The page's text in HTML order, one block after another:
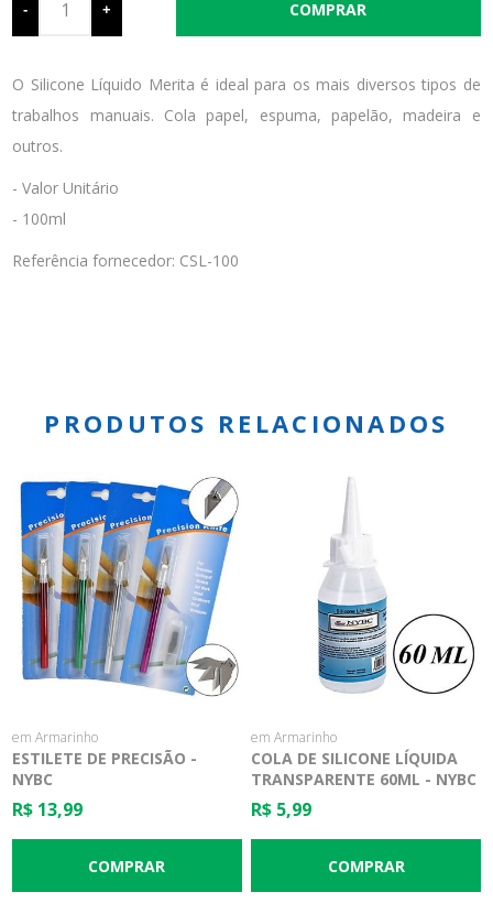
- +
O Silicone Líquido Merita é ideal para os mais diversos tipos de
trabalhos manuais. Cola papel, espuma, papelão, madeira e
outros.
- Valor Unitário
- 100ml
Referência fornecedor: CSL-100
PRODUTOS RELACIONADOS
em Armarinho
ESTILETE DE PRECISÃO -
NYBC
R$ 13,99
em Armarinho
COLA DE SILICONE LÍQUIDA
TRANSPARENTE 60ML - NYBC
R$ 5,99